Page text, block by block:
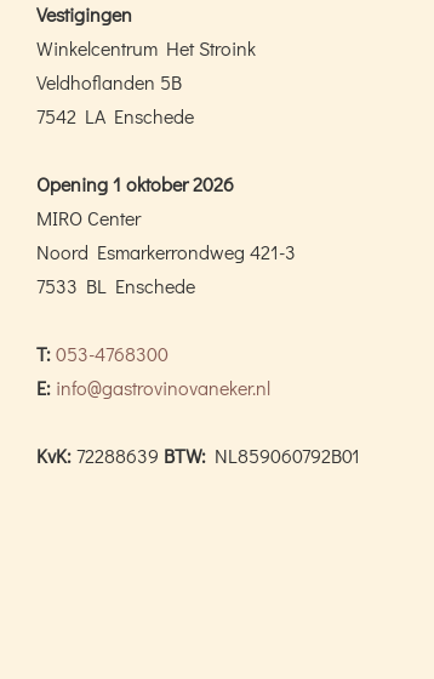
Vestigingen
Winkelcentrum Het Stroink
Veldhoflanden 5B
7542 LA Enschede
Opening 1 oktober 2026
MIRO Center
Noord Esmarkerrondweg 421-3
7533 BL Enschede
T:053-4768300
E: info@gastrovinovaneker.nl
KvK:72288639 BTW: NL859060792B01